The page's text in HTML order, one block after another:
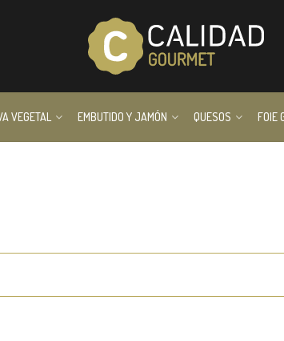
VEGETAL EMBUTIDO Y JAMÓN QUESOS FOIE